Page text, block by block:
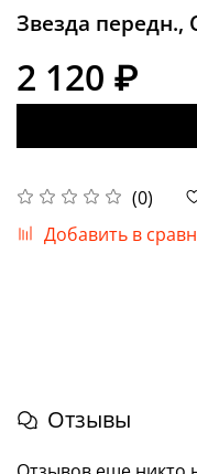
Звезда передн.,
(0)
Добавить в
2 120 ₽
Отзывы